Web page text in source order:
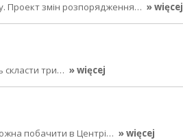
Проект змін розпорядження… » więcej
скласти три… » więcej
побачити в Центрі… » więcej